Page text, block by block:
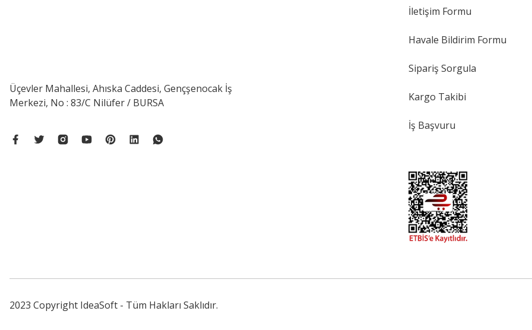
Üçevler Mahallesi, Ahıska Caddesi, Gençşenocak İş
Merkezi, No : 83/C Nilüfer / BURSA
İletişim Formu
Havale Bildirim Formu
Sipariş Sorgula
Kargo Takibi
İş Başvuru
2023 Copyright IdeaSoft - Tüm Hakları Saklıdır.